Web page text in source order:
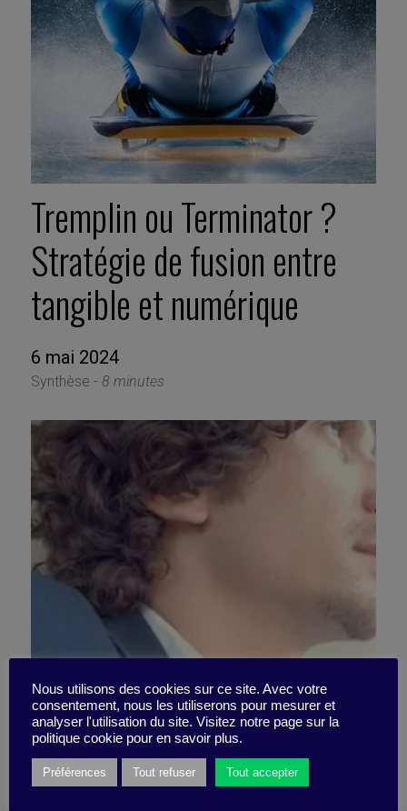
Tremplin ou Terminator ?
Stratégie de fusion entre
tangible et numérique
6 mai 2024
Synthèse - 8 minutes
Restez déterminé (même
dans le brouillard)
Nous utilisons des cookies sur ce site. Avec votre
consentement, nous les utiliserons pour mesurer et
analyser l'utilisation du site. Visitez notre page sur la
politique cookie pour en savoir plus.
Préférences Tout refuser Tout accepter